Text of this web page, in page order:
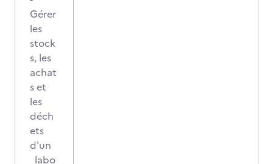
Gérer
les
stock
s, les
achat
s et
les
déch
ets
d'un
labo